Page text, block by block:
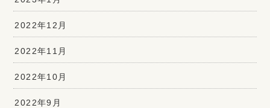
2022年12月
2022年11月
2022年10月
2022年9月